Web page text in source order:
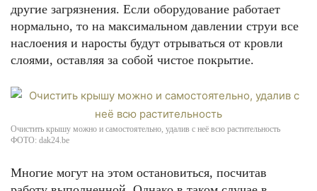
другие загрязнения. Если оборудование работает
нормально, то на максимальном давлении струи все
наслоения и наросты будут отрываться от кровли
слоями, оставляя за собой чистое покрытие.
Очистить крышу можно и самостоятельно, удалив с неё всю растительность
ФОТО: dak24.be
Многие могут на этом остановиться, посчитав